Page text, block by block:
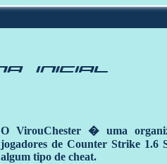
O VirouChester � uma
jogadores de Counter Strike 1.6
algum tipo de cheat.